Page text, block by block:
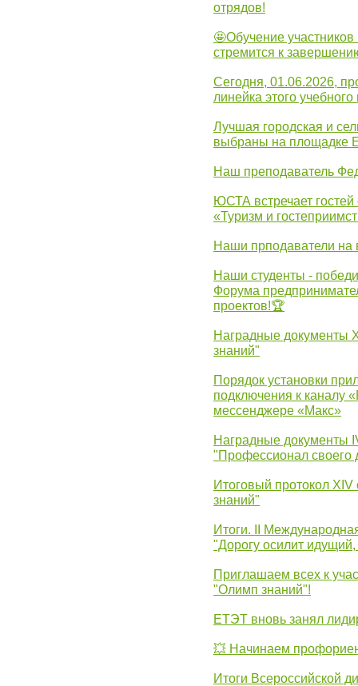
отрядов!
🤩Обучение участников
стремится к
Сегодня, 01.06.2026,
линейка этого учебного
Лучшая городская и
выбраны на площадке
Наш преподаватель
ЮСТА встречает гостей
«Туризм и
Наши прподаватели
Наши студенты -
Форума
проектов!🏆
Наградные документы
знаний"
Порядок установки
подключения к каналу
мессенджере «Макс»
Наградные документы
"Профессионал своего
Итоговый протокол
знаний"
Итоги. II
"Дорогу осилит
Приглашаем всех к
"Олимп знаний"!
ЕТЭТ вновь занял
💥 Начинаем
Итоги Всероссийской